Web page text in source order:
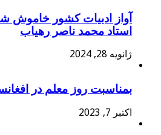
آواز ادبیات کشور خاموش
استاد محمد ناصر رهیاب
ژانویه 28, 2024
بمناسبت روز معلم در
اکتبر 7, 2023